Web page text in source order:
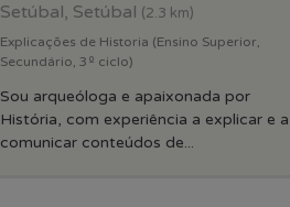
Setúbal, Setúbal (2.3 km)
Explicações de Historia (Ensino Superior,
Secundário, 3º ciclo)
Sou arqueóloga e apaixonada por
História, com experiência a explicar e a
comunicar conteúdos de...